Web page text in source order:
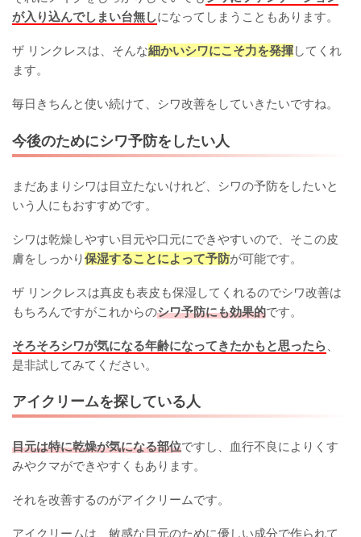
が入り込んでしまい台無しになってしまうこともあります。
ザ リンクレスは、そんな細かいシワにこそ力を発揮してくれ
ます。
毎日きちんと使い続けて、シワ改善をしていきたいですね。
今後のためにシワ予防をしたい人
まだあまりシワは目立たないけれど、シワの予防をしたいと
いう人にもおすすめです。
シワは乾燥しやすい目元や口元にできやすいので、そこの皮
膚をしっかり保湿することによって予防が可能です。
ザ リンクレスは真皮も表皮も保湿してくれるのでシワ改善は
もちろんですがこれからのシワ予防にも効果的です。
そろそろシワが気になる年齢になってきたかもと思ったら
是非試してみてください。
アイクリームを探している人
目元は特に乾燥が気になる部位ですし、血行不良によりくす
みやクマができやすくもあります。
それを改善するのがアイクリームです。
アイクリームは、敏感な目元のために優しい成分で作られて